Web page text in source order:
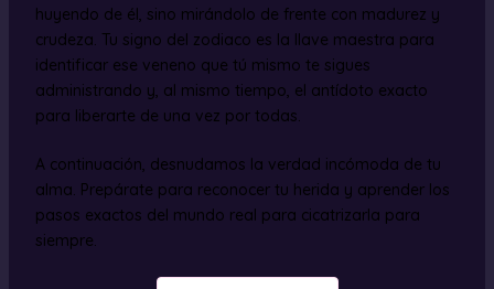
huyendo de él, sino mirándolo de frente con madurez y
crudeza. Tu signo del zodiaco es la llave maestra para
identificar ese veneno que tú mismo te sigues
administrando y, al mismo tiempo, el antídoto exacto
para liberarte de una vez por todas.
A continuación, desnudamos la verdad incómoda de tu
alma. Prepárate para reconocer tu herida y aprender los
pasos exactos del mundo real para cicatrizarla para
siempre.